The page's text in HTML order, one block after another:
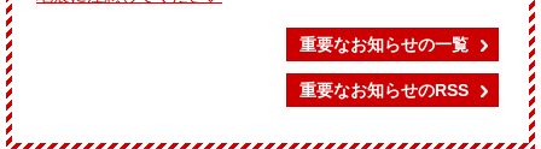
重要なお知らせの一覧
重要なお知らせのRSS